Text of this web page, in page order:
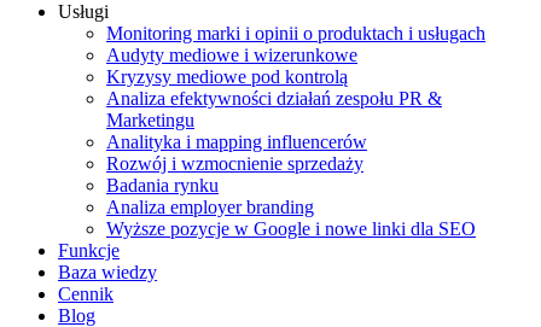
Usługi
Monitoring marki i opinii o produktach i usługach
Audyty mediowe i wizerunkowe
Kryzysy mediowe pod kontrolą
Analiza efektywności działań zespołu PR &
Marketingu
Analityka i mapping influencerów
Rozwój i wzmocnienie sprzedaży
Badania rynku
Analiza employer branding
Wyższe pozycje w Google i nowe linki dla SEO
Funkcje
Baza wiedzy
Cennik
Blog